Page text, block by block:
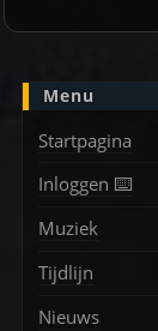
Menu
Startpagina
Inloggen ⌨️
Muziek
Tijdlijn
Nieuws